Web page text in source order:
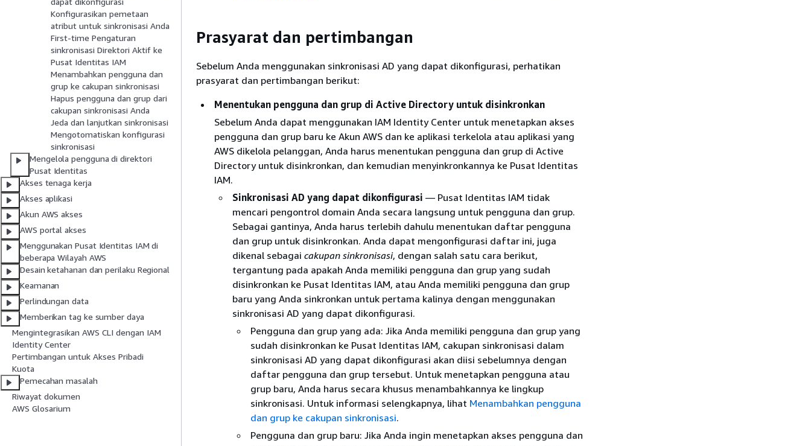
Konfigurasikan pemetaan
atribut untuk sinkronisasi Anda
First-time Pengaturan
sinkronisasi Direktori Aktif ke
Pusat Identitas IAM
Menambahkan pengguna dan
grup ke cakupan sinkronisasi
Hapus pengguna dan grup dari
cakupan sinkronisasi Anda
Jeda dan lanjutkan sinkronisasi
Mengotomatiskan konfigurasi
sinkronisasi
Mengelola pengguna di direktori
Pusat Identitas
Akses tenaga kerja
Akses aplikasi
Akun AWS akses
AWS portal akses
Menggunakan Pusat Identitas IAM di
beberapa Wilayah AWS
Desain ketahanan dan perilaku Regional
Keamanan
Perlindungan data
Memberikan tag ke sumber daya
Mengintegrasikan AWS CLI dengan IAM
Identity Center
Pertimbangan untuk Akses Pribadi
Kuota
Pemecahan masalah
Riwayat dokumen
AWS Glosarium
Prasyarat dan pertimbangan
Sebelum Anda menggunakan sinkronisasi AD yang dapat dikonfigurasi, perhatikan
prasyarat dan pertimbangan berikut:
Menentukan pengguna dan grup di Active Directory untuk disinkronkan
Sebelum Anda dapat menggunakan IAM Identity Center untuk menetapkan akses
pengguna dan grup baru ke Akun AWS dan ke aplikasi terkelola atau aplikasi yang
AWS dikelola pelanggan, Anda harus menentukan pengguna dan grup di Active
Directory untuk disinkronkan, dan kemudian menyinkronkannya ke Pusat Identitas
IAM.
Sinkronisasi AD yang dapat dikonfigurasi — Pusat Identitas IAM tidak
mencari pengontrol domain Anda secara langsung untuk pengguna dan grup.
Sebagai gantinya, Anda harus terlebih dahulu menentukan daftar pengguna
dan grup untuk disinkronkan. Anda dapat mengonfigurasi daftar ini, juga
dikenal sebagai cakupan sinkronisasi, dengan salah satu cara berikut,
tergantung pada apakah Anda memiliki pengguna dan grup yang sudah
disinkronkan ke Pusat Identitas IAM, atau Anda memiliki pengguna dan grup
baru yang Anda sinkronkan untuk pertama kalinya dengan menggunakan
sinkronisasi AD yang dapat dikonfigurasi.
Pengguna dan grup yang ada: Jika Anda memiliki pengguna dan grup yang
sudah disinkronkan ke Pusat Identitas IAM, cakupan sinkronisasi dalam
sinkronisasi AD yang dapat dikonfigurasi akan diisi sebelumnya dengan
daftar pengguna dan grup tersebut. Untuk menetapkan pengguna atau
grup baru, Anda harus secara khusus menambahkannya ke lingkup
sinkronisasi. Untuk informasi selengkapnya, lihat Menambahkan pengguna
dan grup ke cakupan sinkronisasi.
Pengguna dan grup baru: Jika Anda ingin menetapkan akses pengguna dan